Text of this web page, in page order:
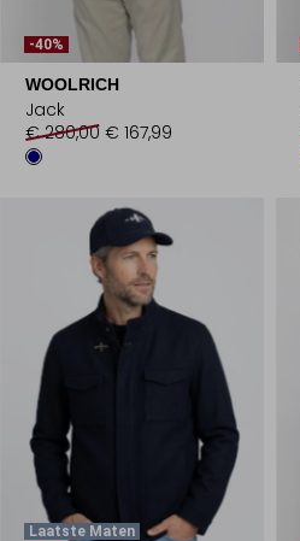
-40%
WOOLRICH
Jack
€ 280,00 € 167,99
Laatste Maten